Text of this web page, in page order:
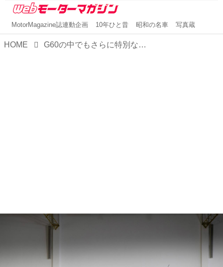
MotorMagazine誌連動企画 10年ひと昔 昭和の名車 写真蔵
HOME G60の中でもさらに特別なゴルフ II G60 16V【ゴルフ50周年 モータースポーツを彩った8台⑤】